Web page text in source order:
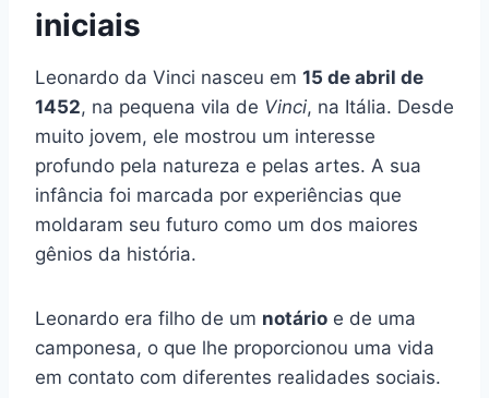
iniciais
Leonardo da Vinci nasceu em 15 de abril de
1452, na pequena vila de Vinci, na Itália. Desde
muito jovem, ele mostrou um interesse
profundo pela natureza e pelas artes. A sua
infância foi marcada por experiências que
moldaram seu futuro como um dos maiores
gênios da história.
Leonardo era filho de um notário e de uma
camponesa, o que lhe proporcionou uma vida
em contato com diferentes realidades sociais.